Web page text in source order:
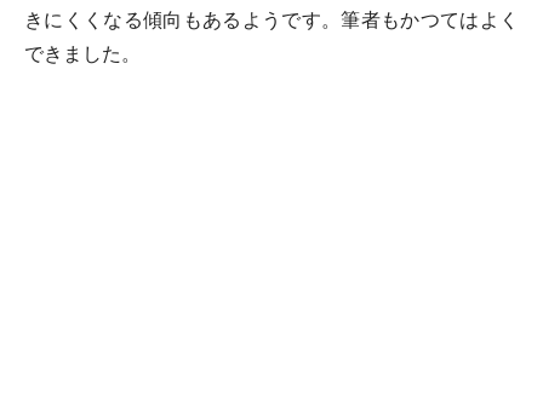
きにくくなる傾向もあるようです。筆者もかつてはよく
できました。